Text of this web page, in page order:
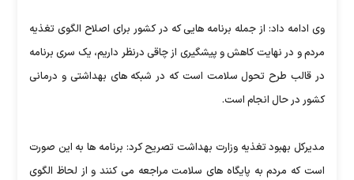
وی ادامه داد: از جمله برنامه هایی که در کشور برای اصلاح الگوی تغذیه
مردم و در نهایت کاهش و پیشگیری از چاقی درنظر داریم، یک سری برنامه
در قالب طرح تحول سلامت است که در شبکه های بهداشتی و درمانی
کشور در حال انجام است.
مدیرکل بهبود تغذیه وزارت بهداشت تصریح کرد: برنامه ها به این صورت
است که مردم به پایگاه های سلامت مراجعه می کنند و از لحاظ الگوی